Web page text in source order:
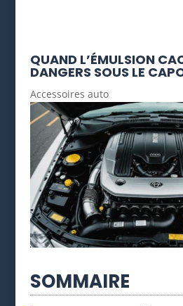
QUAND L’ÉMULSION
DANGERS SOUS LE
Accessoires auto
SOMMAIRE